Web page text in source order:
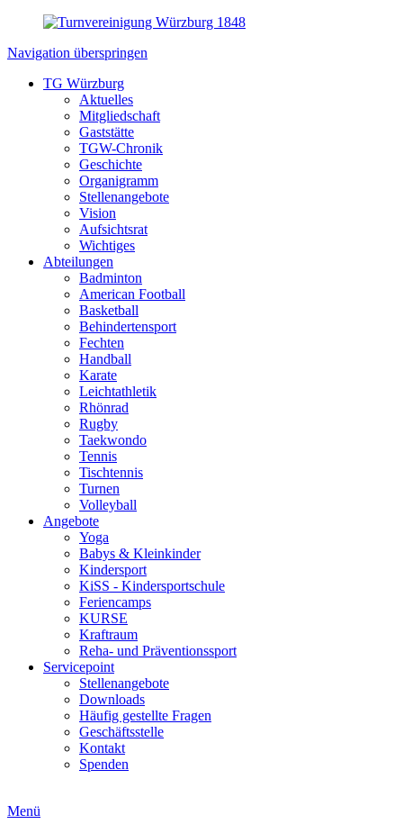
Navigation überspringen
TG Würzburg
Aktuelles
Mitgliedschaft
Gaststätte
TGW-Chronik
Geschichte
Organigramm
Stellenangebote
Vision
Aufsichtsrat
Wichtiges
Abteilungen
Badminton
American Football
Basketball
Behindertensport
Fechten
Handball
Karate
Leichtathletik
Rhönrad
Rugby
Taekwondo
Tennis
Tischtennis
Turnen
Volleyball
Angebote
Yoga
Babys & Kleinkinder
Kindersport
KiSS - Kindersportschule
Feriencamps
KURSE
Kraftraum
Reha- und Präventionssport
Servicepoint
Stellenangebote
Downloads
Häufig gestellte Fragen
Geschäftsstelle
Kontakt
Spenden
Menü